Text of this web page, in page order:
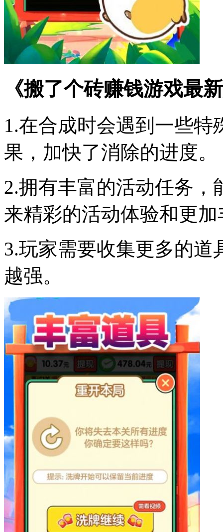
《搬了个砖赚钱游戏最
1.在合成时会遇到一些
果，加快了消除的进度。
2.拥有丰富的活动任务
来精彩的活动体验和更
3.玩家需要收集更多的
越强。